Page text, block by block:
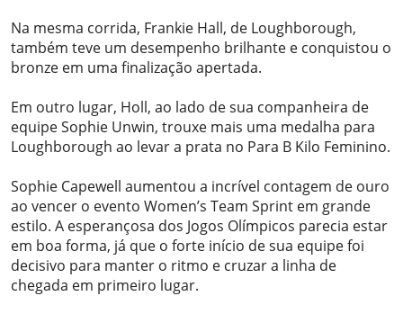
Na mesma corrida, Frankie Hall, de Loughborough,
também teve um desempenho brilhante e conquistou o
bronze em uma finalização apertada.
Em outro lugar, Holl, ao lado de sua companheira de
equipe Sophie Unwin, trouxe mais uma medalha para
Loughborough ao levar a prata no Para B Kilo Feminino.
Sophie Capewell aumentou a incrível contagem de ouro
ao vencer o evento Women’s Team Sprint em grande
estilo. A esperançosa dos Jogos Olímpicos parecia estar
em boa forma, já que o forte início de sua equipe foi
decisivo para manter o ritmo e cruzar a linha de
chegada em primeiro lugar.